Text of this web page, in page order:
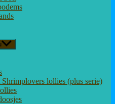
lollies (plus serie)